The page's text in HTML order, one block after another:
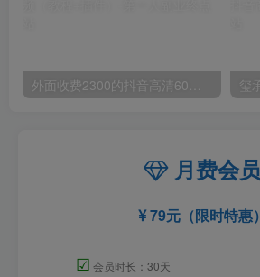
外面收费2300的抖音高清60帧视频教程，保证你能学会如何制作视频（教程+插件）
月费会员
79元（限时特惠）
☑ 会员时长：30天